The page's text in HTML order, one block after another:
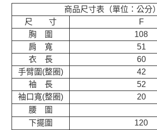
商品尺寸表（單位：公分）
尺 寸
F
胸 圍
108
肩 寬
51
衣 長
60
手臂圍(整圈)
42
袖 長
52
袖口寬(整圈)
20
腰 圍
下擺圍
120